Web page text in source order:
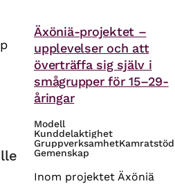
Äxöniä-projektet –
upplevelser och att
överträffa sig själv i
smågrupper för 15–29-
åringar
Modell
Kunddelaktighet
GruppverksamhetKamratstöd
Gemenskap
Inom projektet Äxöniä